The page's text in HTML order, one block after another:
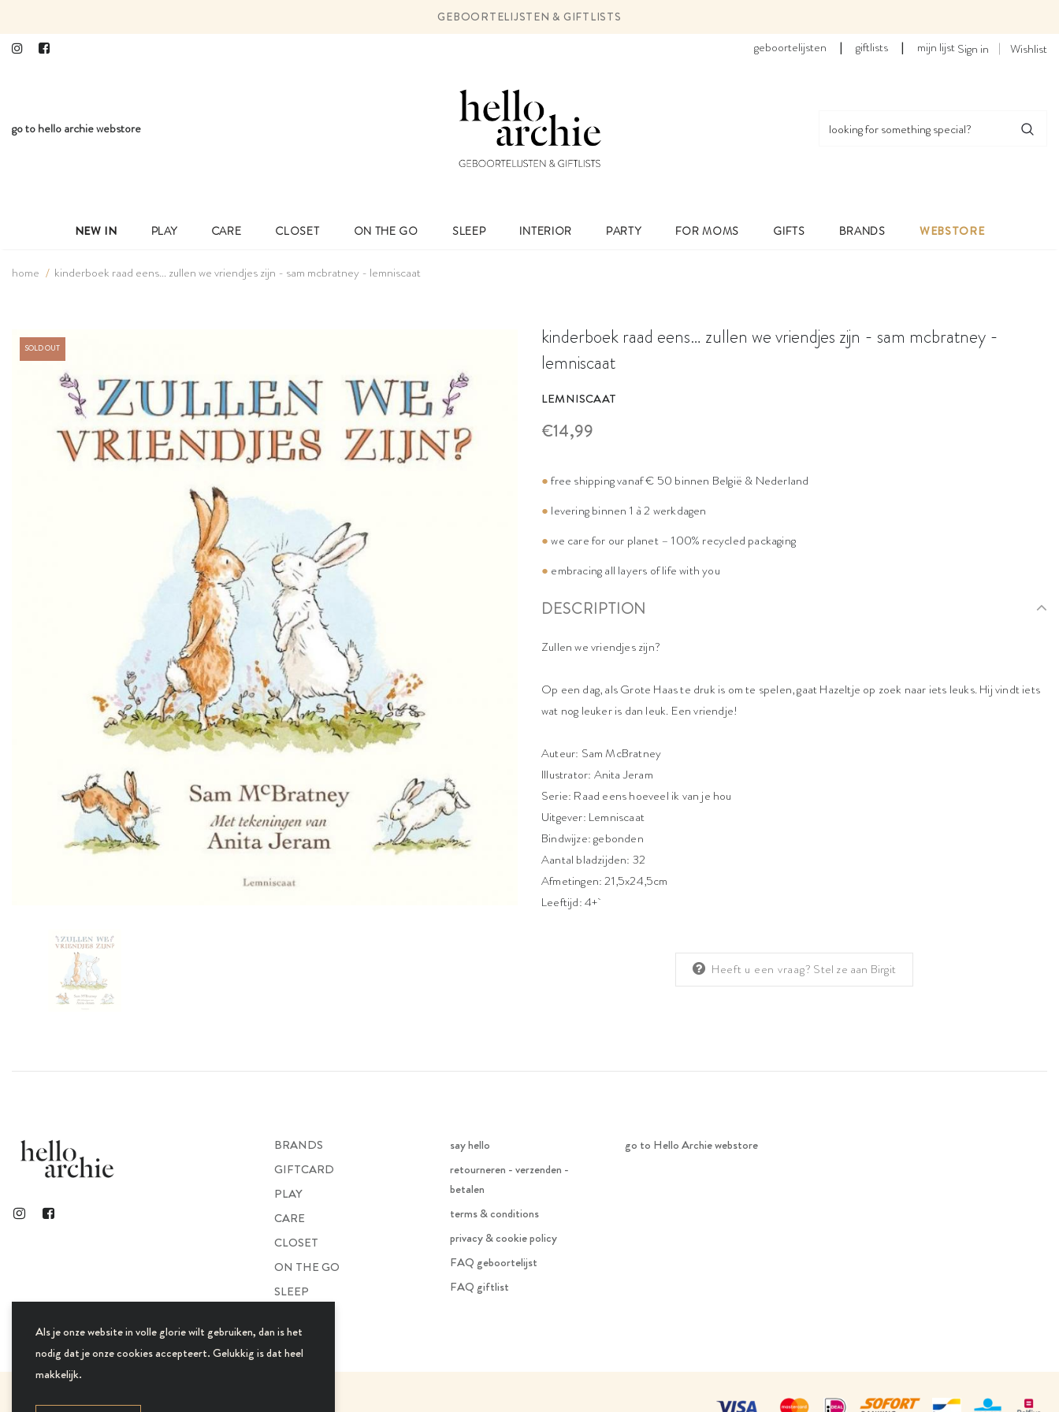
GEBOORTELIJSTEN & GIFTLISTS
geboortelijsten | giftlists | mijn lijstSign in Wishlist
go to hello archie webstore
NEW IN PLAY CARE CLOSET ON THE GO SLEEP INTERIOR PARTY FOR MOMS GIFTS BRANDS WEBSTORE
home kinderboek raad eens… zullen we vriendjes zijn - sam mcbratney - lemniscaat
SOLD OUT
kinderboek raad eens… zullen we vriendjes zijn - sam mcbratney -
lemniscaat
LEMNISCAAT
€14,99
●free shipping vanaf € 50 binnen België & Nederland
● levering binnen 1 à 2 werkdagen
●we care for our planet – 100% recycled packaging
● embracing all layers of life with you
DESCRIPTION
Zullen we vriendjes zijn?
Op een dag, als Grote Haas te druk is om te spelen, gaat Hazeltje op zoek naar iets leuks. Hij vindt iets
wat nog leuker is dan leuk. Een vriendje!
Auteur: Sam McBratney
Illustrator: Anita Jeram
Serie: Raad eens hoeveel ik van je hou
Uitgever: Lemniscaat
Bindwijze: gebonden
Aantal bladzijden: 32
Afmetingen: 21,5x24,5cm
Leeftijd: 4+`
Heeft u een vraag? Stel ze aan Birgit
Als je onze website in volle glorie wilt gebruiken, dan is het
nodig dat je onze cookies accepteert. Gelukkig is dat heel
makkelijk.
BRANDS
GIFTCARD
PLAY
CARE
CLOSET
ON THE GO
SLEEP
say hello
retourneren - verzenden -
betalen
terms & conditions
privacy & cookie policy
FAQ geboortelijst
FAQ giftlist
go to Hello Archie webstore
© 2021 Hello Archie. All Rights Reserved.